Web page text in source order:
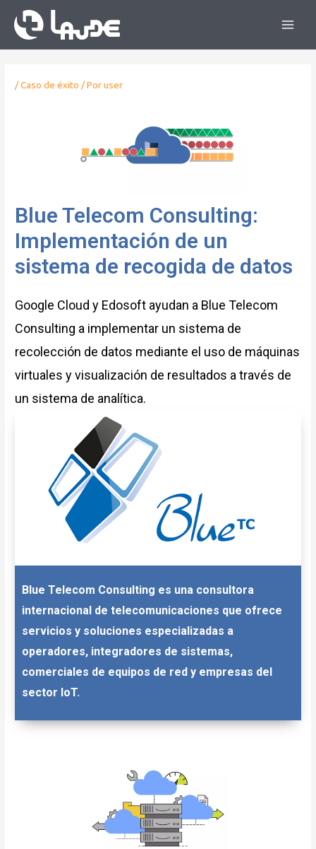
/Caso de éxito / Poruser
Blue Telecom Consulting:
Implementación de un
sistema de recogida de datos
Google Cloud y Edosoft ayudan a Blue Telecom
Consulting a implementar un sistema de
recolección de datos mediante el uso de máquinas
virtuales y visualización de resultados a través de
un sistema de analítica.
Blue Telecom Consulting es una consultora
internacional de telecomunicaciones que ofrece
servicios y soluciones especializadas a
operadores, integradores de sistemas,
comerciales de equipos de red y empresas del
sector IoT.